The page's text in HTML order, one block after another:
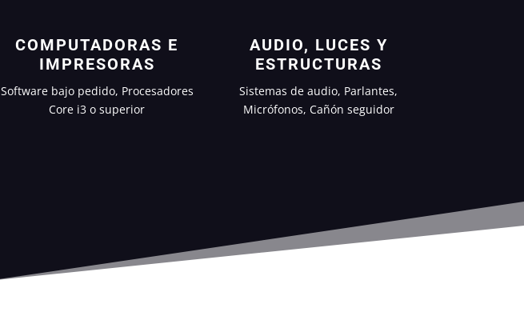
COMPUTADORAS E
IMPRESORAS
Software bajo pedido, Procesadores
Core i3 o superior
AUDIO, LUCES Y
ESTRUCTURAS
Sistemas de audio, Parlantes,
Micrófonos, Cañón seguidor